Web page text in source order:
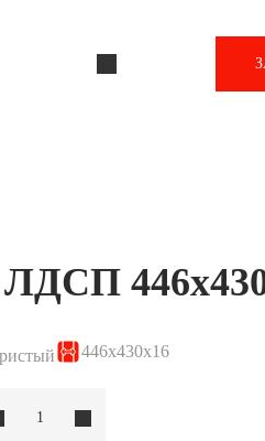
446x430x16